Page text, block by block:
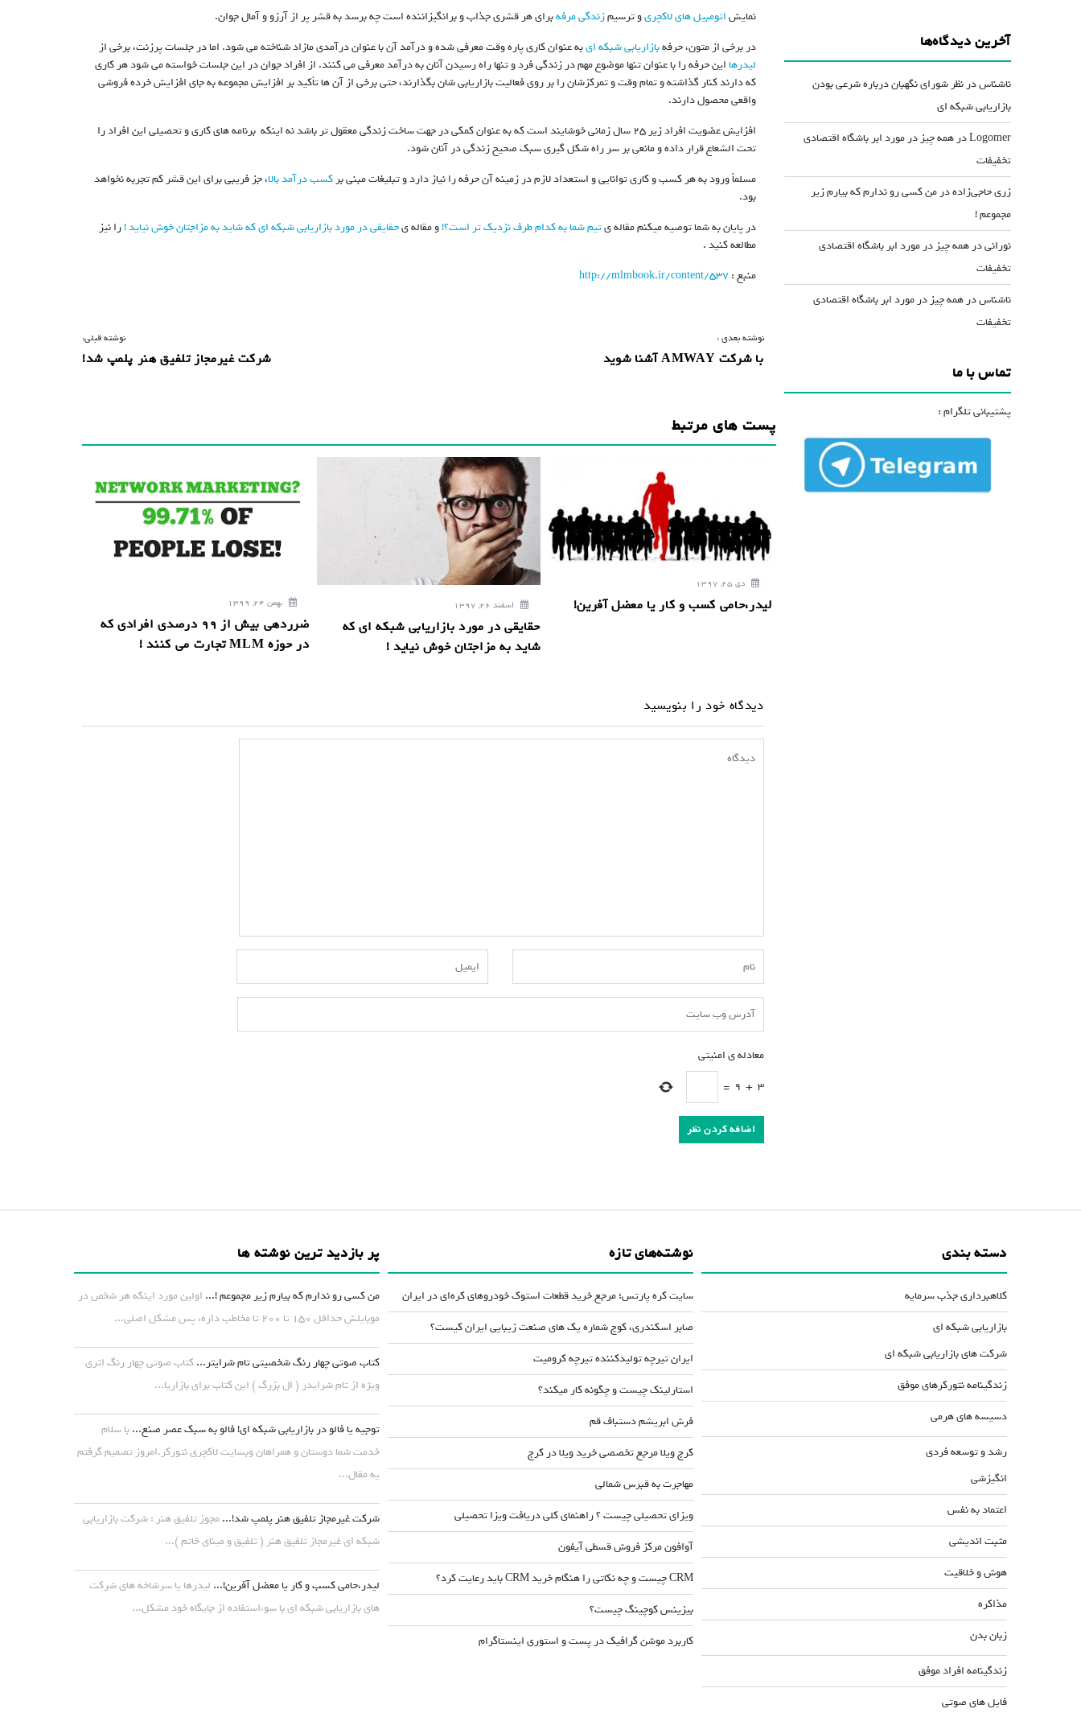
نمایشاتومبیل های لاکچریو ترسیمزندگی مرفهبرای هر قشری جذاب و برانگیزاننده است چه برسد به قشر پر از آرزو و آمال جوان.
در برخی از متون، حرفهبازاریابی شبکه ایبه عنوان کاری پاره وقت معرفی شده و درآمد آن با عنوان درآمدی مازاد شناخته می شود. اما در جلسات پرزنت، برخی از
لیدرهااین حرفه را با عنوان تنها موضوع مهم در زندگی فرد و تنها راه رسیدن آنان به درآمد معرفی می کنند. از افراد جوان در این جلسات خواسته می شود هر کاری
که دارند کنار گذاشته و تمام وقت و تمرکزشان را بر روی فعالیت بازاریابی شان بگذارند، حتی برخی از آن ها تأکید بر افزایش مجموعه به جای افزایش خرده فروشی
واقعی محصول دارند.
افزایش عضویت افراد زیر ۲۵ سال زمانی خوشایند است که به عنوان کمکی در جهت ساخت زندگی معقول تر باشد نه اینکه برنامه های کاری و تحصیلی این افراد را
تحت الشعاع قرار داده و مانعی بر سر راه شکل گیری سبک صحیح زندگی در آنان شود.
مسلماً ورود به هر کسب و کاری توانایی و استعداد لازم در زمینه آن حرفه را نیاز دارد و تبلیغات مبنی برکسب درآمد بالا، جز فریبی برای این قشر کم تجربه نخواهد
بود.
در پایان به شما توصیه میکنم مقاله یتیم شما به کدام طرف نزدیک تر است؟!و مقاله یحقایقی در مورد بازاریابی شبکه ای که شاید به مزاجتان خوش نیاید !را نیز
مطالعه کنید .
منبع :http://mlmbook.ir/content/537
ر
ا
ر
و
ش
ت
ه
نوشته قبلی:
شرکت غیرمجاز تلفیق هنر پلمپ شد!
نوشته بعدی :
با شرکت AMWAY آشنا شوید
پست های مرتبط
بهمن 24, 1399
ضرردهی بیش از 99 درصدی افرادی که
در حوزه MLM تجارت می کنند !
اسفند 26, 1397
حقایقی در مورد بازاریابی شبکه ای که
شاید به مزاجتان خوش نیاید !
دی 25, 1397
لیدر،حامی کسب و کار یا معضل آفرین!
دیدگاه خود را بنویسید
معادله ی امنیتی
3
+
9
=
آخرین دیدگاه‌ها
ناشناسدر نظر شورای نگهبان درباره شرعی بودن
بازاریابی شبکه ای
Logomerدر همه چیز در مورد ابر باشگاه اقتصادی
تخفیفات
زری حاجی‌زادهدر من کسی رو ندارم که بیارم زیر
مجموعم !
نورانیدر همه چیز در مورد ابر باشگاه اقتصادی
تخفیفات
ناشناسدر همه چیز در مورد ابر باشگاه اقتصادی
تخفیفات
تماس با ما
پشتیبانی تلگرام :
پر بازدید ترین نوشته ها
من کسی رو ندارم که بیارم زیر مجموعم !... اولین مورد اینکه هر شخص در
موبایلش حداقل ۱۵۰ تا ۲۰۰ تا مخاطب داره، پس مشکل اصلی...
کتاب صوتی چهار رنگ شخصیتی تام شرایتر...کتاب صوتی چهار رنگ اثری
ویژه از تام شرایدر ( ال بزرگ ) این کتاب برای بازاریا...
توجیه یا فالو در بازاریابی شبکه ای! فالو به سبک عصر صنع...با سلام
خدمت شما دوستان و همراهان وبسایت لاکچری نتورکر.امروز تصمیم گرفتم
یه مقال...
شرکت غیرمجاز تلفیق هنر پلمپ شد!...مجوز تلفیق هنر : شرکت بازاریابی
شبکه ای غیرمجاز تلفیق هنر ( تلفیق و مینای خاتم )...
لیدر،حامی کسب و کار یا معضل آفرین!... لیدرها یا سرشاخه های شرکت
های بازاریابی شبکه ای با سوءاستفاده از جایگاه خود مشکل...
نوشته‌های تازه
سایت کره پارتس؛ مرجع خرید قطعات استوک خودروهای کره‌ای در ایران
صابر اسکندری، کوچ شماره یک های صنعت زیبایی ایران کیست؟
ایران تیرچه تولیدکننده تیرچه کرومیت
استارلینک چیست و چگونه کار میکند؟
فرش ابریشم دستباف قم
کرج ویلا مرجع تخصصی خرید ویلا در کرج
مهاجرت به قبرس شمالی
ویزای تحصیلی چیست ؟ راهنمای کلی دریافت ویزا تحصیلی
آوافون مرکز فروش قسطی آیفون
CRM چیست و چه نکاتی را هنگام خرید CRM باید رعایت کرد؟
بیزینس کوچینگ چیست؟
کاربرد موشن گرافیک در پست و استوری اینستاگرام
دسته بندی
کلاهبرداری جذب سرمایه
بازاریابی شبکه ای
شرکت های بازاریابی شبکه ای
زندگینامه نتورکرهای موفق
دسیسه های هرمی
رشد و توسعه فردی
انگیزشی
اعتماد به نفس
مثبت اندیشی
هوش و خلاقیت
مذاکره
زبان بدن
زندگینامه افراد موفق
فایل های صوتی